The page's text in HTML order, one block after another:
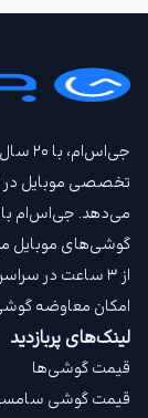
تخصصی موبایل در
می‌دهد. جی‌اس‌ام با
گوشی‌های موبایل
از ۳ ساعت در
امکان معاوضه
لینک‌های پربازدید
قیمت گوشی‌ها
قیمت گوشی